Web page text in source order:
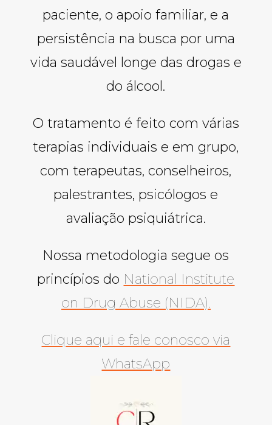
paciente, o apoio familiar, e a
persistência na busca por uma
vida saudável longe das drogas e
do álcool.
O tratamento é feito com várias
terapias individuais e em grupo,
com terapeutas, conselheiros,
palestrantes, psicólogos e
avaliação psiquiátrica.
Nossa metodologia segue os
princípios do National Institute
on Drug Abuse (NIDA).
Clique aqui e fale conosco via
WhatsApp